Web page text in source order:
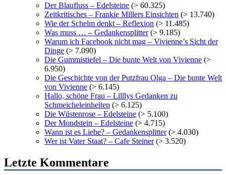
Der Blaufluss – Edelsteine (> 60.325)
Zeitkritisches – Frankie Millers Einsichten (> 13.740)
Wie der Schelm denkt – Reflexion (> 11.485)
Was muss … – Gedankensplitter(> 9.185)
Warum ich Facebook nicht mag – Vivienne’s Sicht der
Dinge (> 7.090)
Die Gummistiefel – Die bunte Welt von Vivienne (>
6.950)
Die Geschichte von der Putzfrau Olga – Die bunte Welt
von Vivienne (> 6.145)
Hallo, schöne Frau – Lilllys Gedanken zu
Schmeicheleinheiten (> 6.125)
Die Wüstenrose – Edelsteine (> 5.100)
Der Mondstein – Edelsteine (> 4.715)
Wann ist es Liebe? – Gedankensplitter(> 4.030)
Wer ist Vater Staat? – Cafe Steiner(> 3.520)
Letzte Kommentare